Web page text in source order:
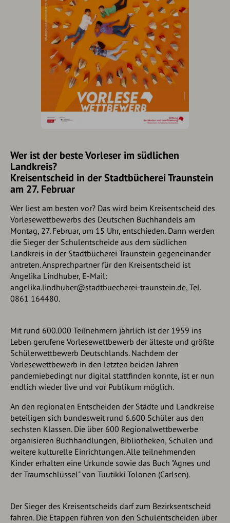
Wer ist der beste Vorleser im südlichen
Landkreis?
Kreisentscheid in der Stadtbücherei Traunstein
am 27. Februar
Wer liest am besten vor? Das wird beim Kreisentscheid des
Vorlesewettbewerbs des Deutschen Buchhandels am
Montag, 27. Februar, um 15 Uhr, entschieden. Dann werden
die Sieger der Schulentscheide aus dem südlichen
Landkreis in der Stadtbücherei Traunstein gegeneinander
antreten. Ansprechpartner für den Kreisentscheid ist
Angelika Lindhuber, E-Mail:
angelika.lindhuber@stadtbuecherei-traunstein.de, Tel.
0861 164480.
Mit rund 600.000 Teilnehmern jährlich ist der 1959 ins
Leben gerufene Vorlesewettbewerb der älteste und größte
Schülerwettbewerb Deutschlands. Nachdem der
Vorlesewettbewerb in den letzten beiden Jahren
pandemiebedingt nur digital stattfinden konnte, ist er nun
endlich wieder live und vor Publikum möglich.
An den regionalen Entscheiden der Städte und Landkreise
beteiligen sich bundesweit rund 6.600 Schüler aus den
sechsten Klassen. Die über 600 Regionalwettbewerbe
organisieren Buchhandlungen, Bibliotheken, Schulen und
weitere kulturelle Einrichtungen. Alle teilnehmenden
Kinder erhalten eine Urkunde sowie das Buch "Agnes und
der Traumschlüssel" von Tuutikki Tolonen (Carlsen).
Der Sieger des Kreisentscheids darf zum Bezirksentscheid
fahren. Die Etappen führen von den Schulentscheiden über